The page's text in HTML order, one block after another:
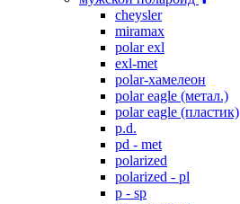
cheysler
miramax
polar exl
exl-met
polar-хамелеон
polar eagle (метал.)
polar eagle (пластик)
p.d.
pd - met
polarized
polarized - pl
p - sp